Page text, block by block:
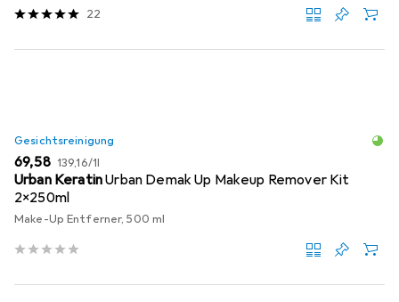
22
Gesichtsreinigung
EUR
69,58 EUR
139,16/1l
Urban KeratinUrban Demak Up Makeup Remover Kit
2x250ml
Make-Up Entferner, 500 ml